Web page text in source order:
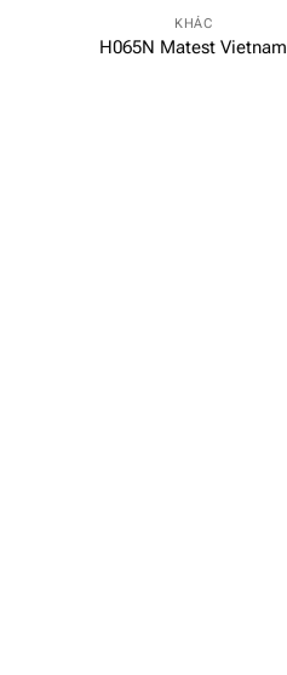
KHÁC
H065N Matest Vietnam